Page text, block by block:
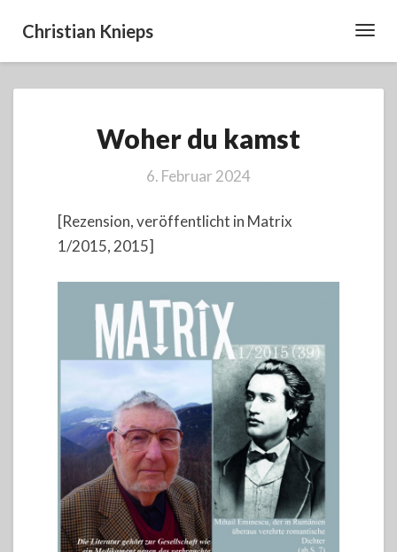
Christian Knieps
du
kamst
Woher du kamst
6. Februar 2024
[Rezension, veröffentlicht in Matrix
1/2015, 2015]